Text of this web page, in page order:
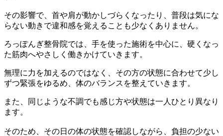
その影響で、首や肩が動かしづらくなったり、普段は気にな
らない動きで違和感を覚えることも少なくありません。
ろっぽんぎ整骨院では、手を使った施術を中心に、硬くなっ
た筋肉へやさしく働きかけていきます。
無理に力を加えるのではなく、その方の状態に合わせて少し
ずつ緊張をゆるめ、体のバランスを整えていきます。
また、同じような不調でも感じ方や状態は一人ひとり異なり
ます。
そのため、その日の体の状態を確認しながら、負担の少ない